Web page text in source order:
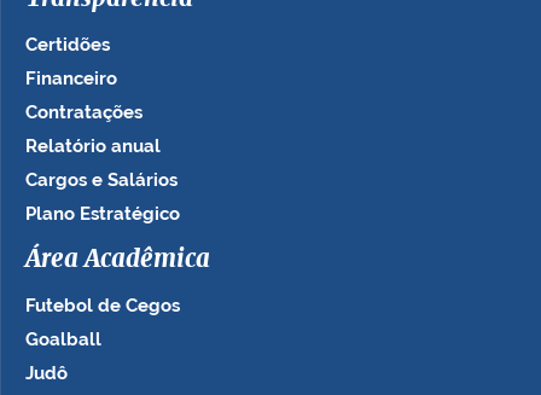
Certidões
Financeiro
Contratações
Relatório anual
Cargos e Salários
Plano Estratégico
Área Acadêmica
Futebol de Cegos
Goalball
Judô